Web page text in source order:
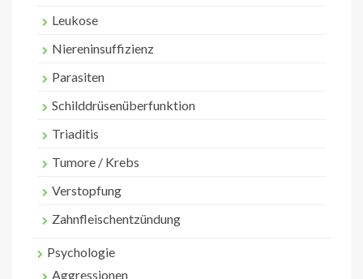
Leukose
Niereninsuffizienz
Parasiten
Schilddrüsenüberfunktion
Triaditis
Tumore / Krebs
Verstopfung
Zahnfleischentzündung
Psychologie
Aggressionen